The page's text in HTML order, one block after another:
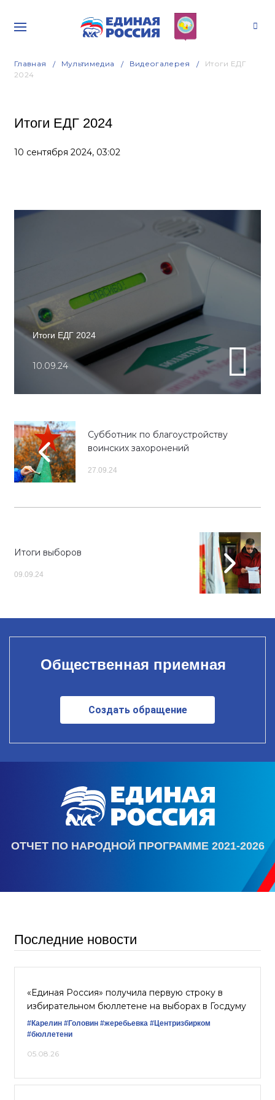
Главная Мультимедиа Видеогалерея
Итоги ЕДГ
2024
Итоги ЕДГ 2024
10 сентября 2024, 03:02
Итоги ЕДГ 2024
10.09.24
Субботник по благоустройству
воинских захоронений
27.09.24
Итоги выборов
09.09.24
Общественная приемная
Создать обращение
ОТЧЕТ ПО НАРОДНОЙ ПРОГРАММЕ 2021-2026
Последние новости
«Единая Россия» получила первую строку в
избирательном бюллетене на выборах в Госдуму
#Карелин #Головин #жеребьевка #Центризбирком
#бюллетени
05.08.26